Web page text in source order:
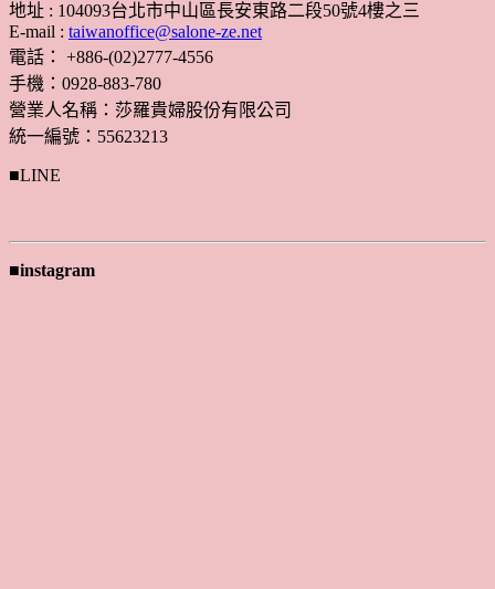
地址 : 104093台北市中山區長安東路二段50號4樓之三
E-mail : taiwanoffice@salone-ze.net
電話： +886-(02)2777-4556
手機：0928-883-780
營業人名稱：莎羅貴婦股份有限公司
統一編號：55623213
■LINE
■instagram